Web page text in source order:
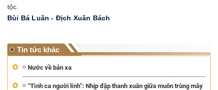
tộc.
Bùi Bá Luân - Địch Xuân Bách
Tin tức khác
Nước về bản xa
“Tình ca người lính”: Nhịp đập thanh xuân giữa muôn trùng mây